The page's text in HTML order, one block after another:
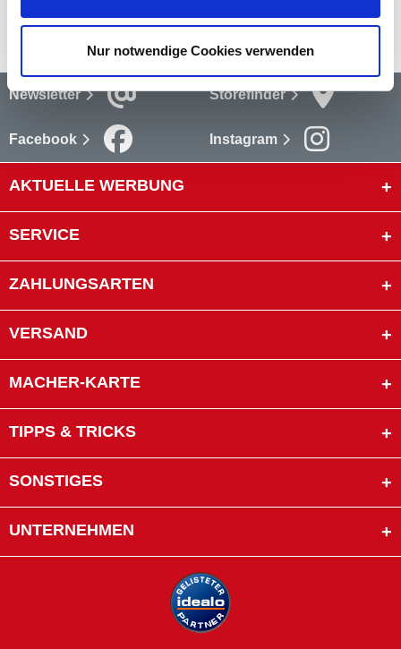
Nur notwendige Cookies verwenden
Newsletter Storefinder
Facebook Instagram
AKTUELLE WERBUNG
SERVICE
ZAHLUNGSARTEN
VERSAND
MACHER-KARTE
TIPPS & TRICKS
SONSTIGES
UNTERNEHMEN